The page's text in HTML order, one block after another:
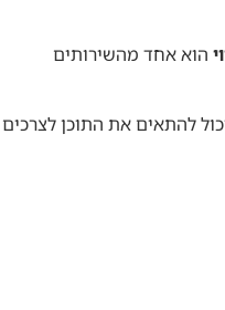
הוא אחד מהשירותים
להתאים את התוכן לצרכים